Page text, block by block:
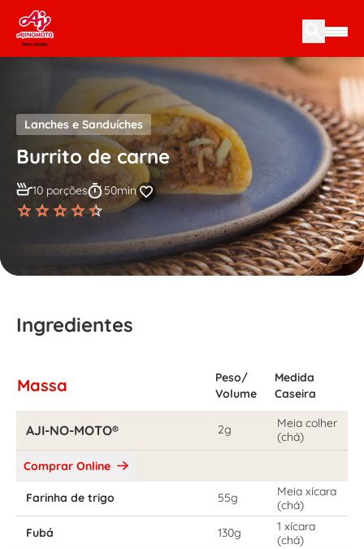
Skip to content
Lanches e Sanduíches
Burrito de carne
10 porções 50min
Ingredientes
Massa
Peso/
Volume
Medida
Caseira
AJI-NO-MOTO® 2g
Meia colher
(chá)
Comprar Online
Farinha de trigo 55g
Meia xícara
(chá)
Fubá
130g
1 xícara
(chá)